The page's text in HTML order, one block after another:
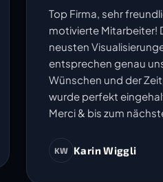
Top Firma, sehr
motivierte Mitarbeiter!
neusten
entsprechen genau
Wünschen und der
wurde perfekt
Merci & bis zum
KW Karin Wiggli